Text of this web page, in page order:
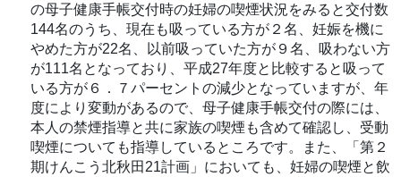
の母子健康手帳交付時の妊婦の喫煙状況をみると交付数
144名のうち、現在も吸っている方が２名、妊娠を機に
やめた方が22名、以前吸っていた方が９名、吸わない方
が111名となっており、平成27年度と比較すると吸って
いる方が６．７パーセントの減少となっていますが、年
度により変動があるので、母子健康手帳交付の際には、
本人の禁煙指導と共に家族の喫煙も含めて確認し、受動
喫煙についても指導しているところです。また、「第２
期けんこう北秋田21計画」においても、妊婦の喫煙と飲